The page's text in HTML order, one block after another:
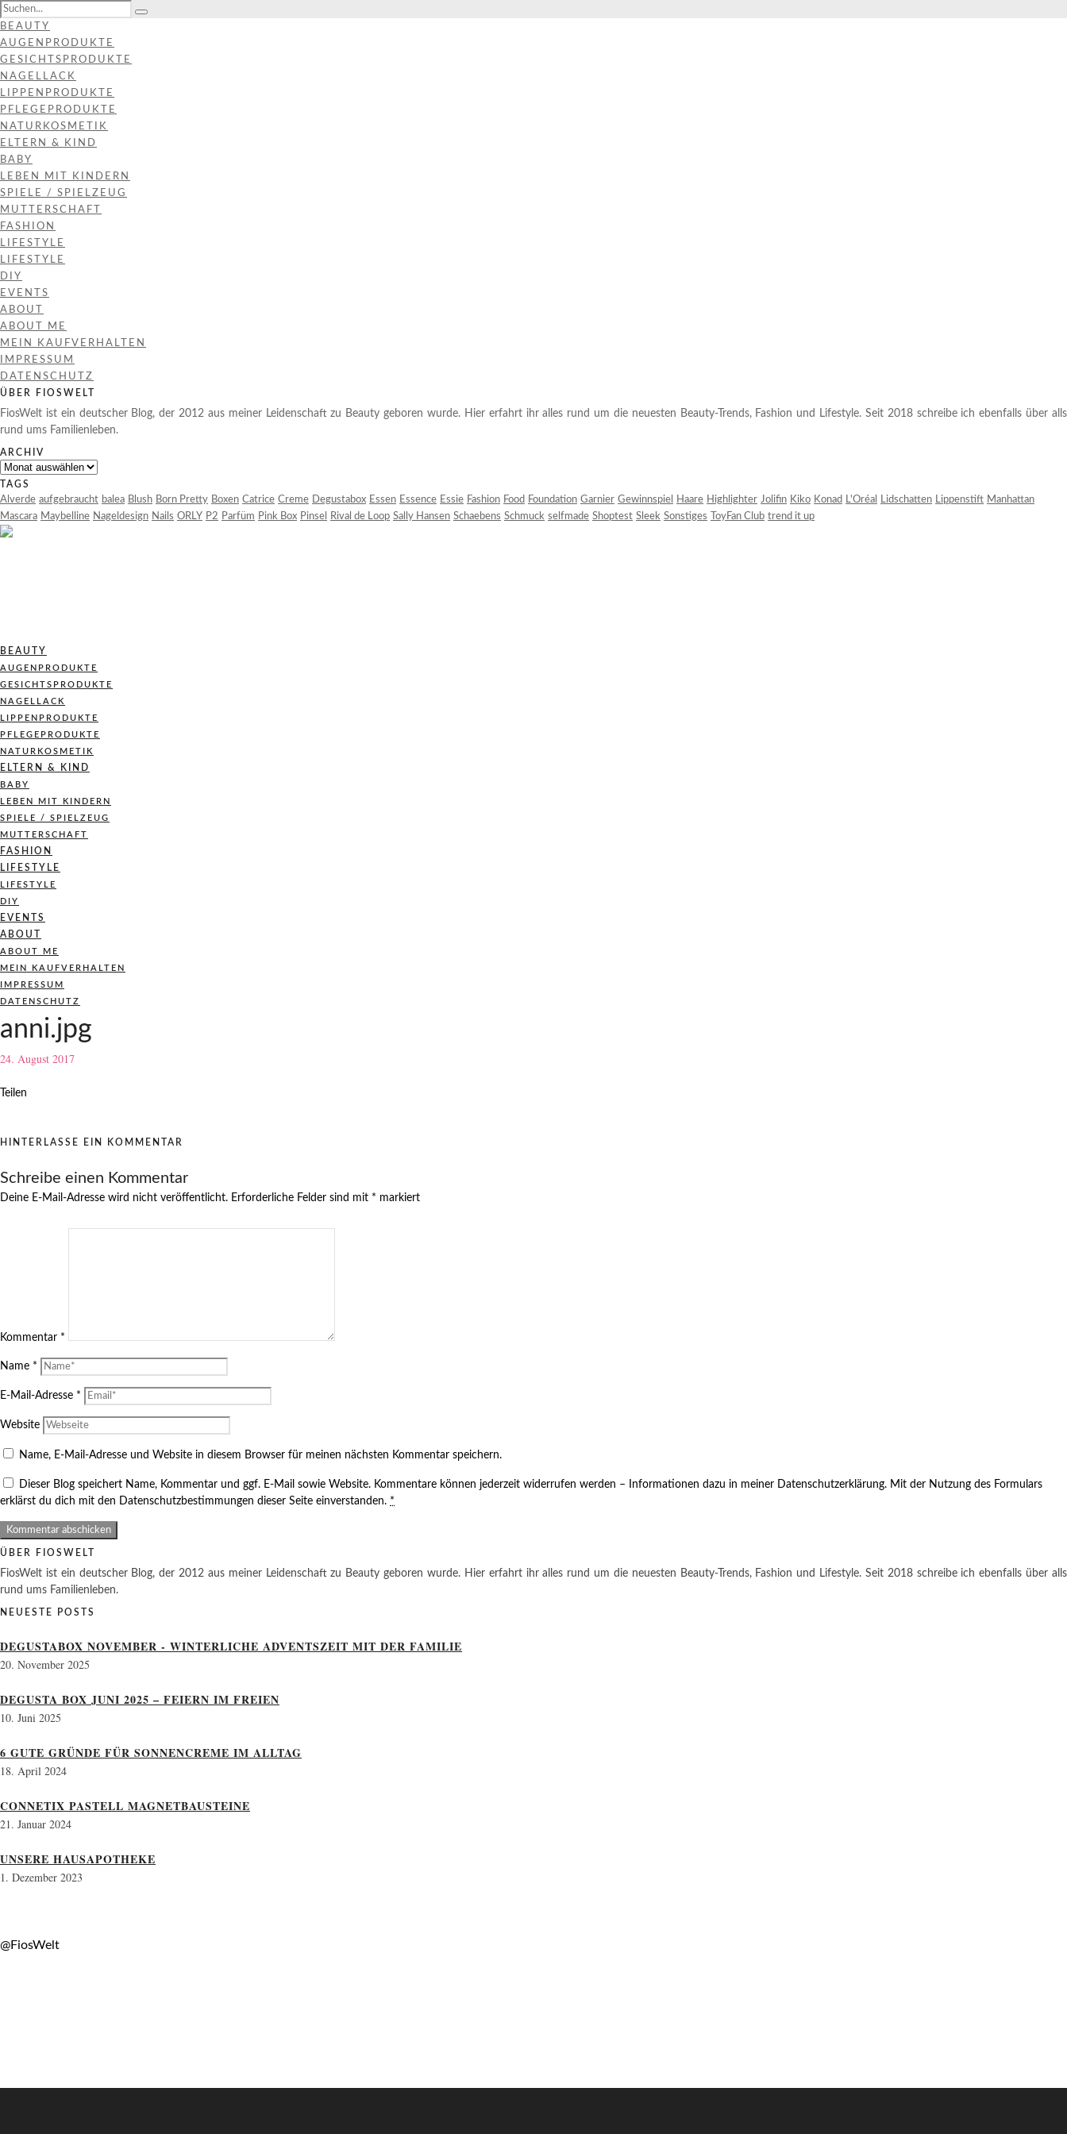
BEAUTY
AUGENPRODUKTE
GESICHTSPRODUKTE
NAGELLACK
LIPPENPRODUKTE
PFLEGEPRODUKTE
NATURKOSMETIK
ELTERN & KIND
BABY
LEBEN MIT KINDERN
SPIELE / SPIELZEUG
MUTTERSCHAFT
FASHION
LIFESTYLE
LIFESTYLE
DIY
EVENTS
ABOUT
ABOUT ME
MEIN KAUFVERHALTEN
IMPRESSUM
DATENSCHUTZ
ÜBER FIOSWELT
FiosWelt ist ein deutscher Blog, der 2012 aus meiner Leidenschaft zu Beauty geboren wurde. Hier erfahrt ihr alles rund um die neuesten Beauty-Trends, Fashion und Lifestyle. Seit 2018 schreibe ich ebenfalls über alls
rund ums Familienleben.
ARCHIV
Archiv
TAGS
Alverde aufgebraucht balea Blush Born Pretty Boxen Catrice Creme Degustabox Essen Essence Essie Fashion Food Foundation Garnier Gewinnspiel Haare Highlighter Jolifin Kiko Konad L'Oréal Lidschatten Lippenstift Manhattan
Mascara Maybelline Nageldesign Nails ORLY P2 Parfüm Pink Box Pinsel Rival de Loop Sally Hansen Schaebens Schmuck selfmade Shoptest Sleek Sonstiges ToyFan Club trend it up
BEAUTY
AUGENPRODUKTE
GESICHTSPRODUKTE
NAGELLACK
LIPPENPRODUKTE
PFLEGEPRODUKTE
NATURKOSMETIK
ELTERN & KIND
BABY
LEBEN MIT KINDERN
SPIELE / SPIELZEUG
MUTTERSCHAFT
FASHION
LIFESTYLE
LIFESTYLE
DIY
EVENTS
ABOUT
ABOUT ME
MEIN KAUFVERHALTEN
IMPRESSUM
DATENSCHUTZ
anni.jpg
24. August 2017
Teilen
HINTERLASSE EIN KOMMENTAR
Schreibe einen Kommentar
Deine E-Mail-Adresse wird nicht veröffentlicht. Erforderliche Felder sind mit * markiert
Kommentar *
Name *
E-Mail-Adresse *
Website
Name, E-Mail-Adresse und Website in diesem Browser für meinen nächsten Kommentar speichern.
Dieser Blog speichert Name, Kommentar und ggf. E-Mail sowie Website. Kommentare können jederzeit widerrufen werden – Informationen dazu in meiner Datenschutzerklärung. Mit der Nutzung des Formulars
erklärst du dich mit den Datenschutzbestimmungen dieser Seite einverstanden. *
ÜBER FIOSWELT
FiosWelt ist ein deutscher Blog, der 2012 aus meiner Leidenschaft zu Beauty geboren wurde. Hier erfahrt ihr alles rund um die neuesten Beauty-Trends, Fashion und Lifestyle. Seit 2018 schreibe ich ebenfalls über alls
rund ums Familienleben.
NEUESTE POSTS
DEGUSTABOX NOVEMBER - WINTERLICHE ADVENTSZEIT MIT DER FAMILIE
20. November 2025
DEGUSTA BOX JUNI 2025 – FEIERN IM FREIEN
10. Juni 2025
6 GUTE GRÜNDE FÜR SONNENCREME IM ALLTAG
18. April 2024
CONNETIX PASTELL MAGNETBAUSTEINE
21. Januar 2024
UNSERE HAUSAPOTHEKE
1. Dezember 2023
@FiosWelt